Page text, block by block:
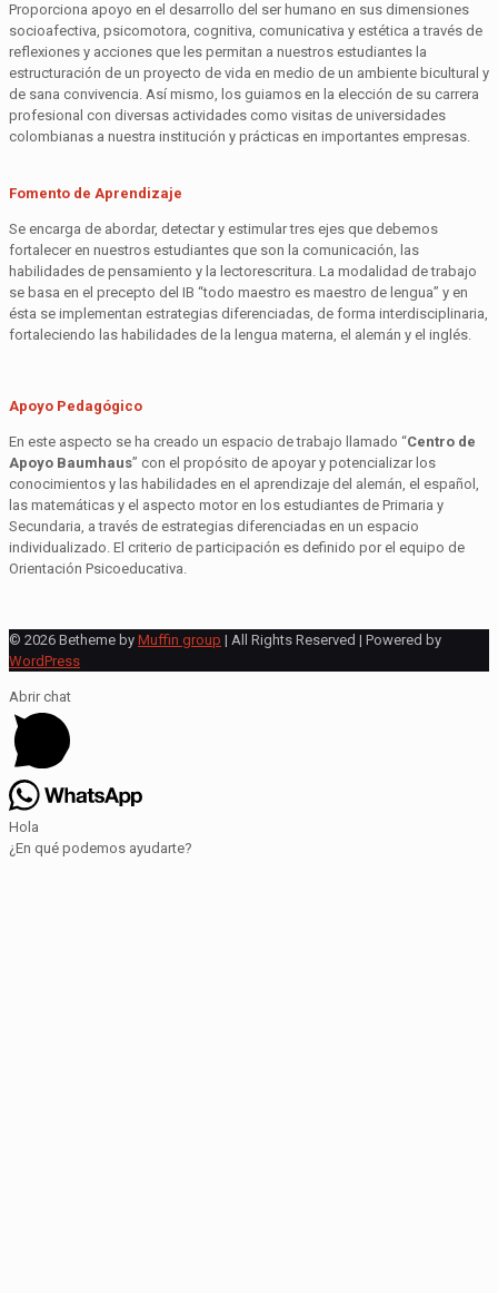
Proporciona apoyo en el desarrollo del ser humano en sus dimensiones
socioafectiva, psicomotora, cognitiva, comunicativa y estética a través de
reflexiones y acciones que les permitan a nuestros estudiantes la
estructuración de un proyecto de vida en medio de un ambiente bicultural y
de sana convivencia. Así mismo, los guiamos en la elección de su carrera
profesional con diversas actividades como visitas de universidades
colombianas a nuestra institución y prácticas en importantes empresas.
Fomento de Aprendizaje
Se encarga de abordar, detectar y estimular tres ejes que debemos
fortalecer en nuestros estudiantes que son la comunicación, las
habilidades de pensamiento y la lectorescritura. La modalidad de trabajo
se basa en el precepto del IB “todo maestro es maestro de lengua” y en
ésta se implementan estrategias diferenciadas, de forma interdisciplinaria,
fortaleciendo las habilidades de la lengua materna, el alemán y el inglés.
Apoyo Pedagógico
En este aspecto se ha creado un espacio de trabajo llamado “Centro de
Apoyo Baumhaus” con el propósito de apoyar y potencializar los
conocimientos y las habilidades en el aprendizaje del alemán, el español,
las matemáticas y el aspecto motor en los estudiantes de Primaria y
Secundaria, a través de estrategias diferenciadas en un espacio
individualizado. El criterio de participación es definido por el equipo de
Orientación Psicoeducativa.
© 2026 Betheme by Muffin group | All Rights Reserved | Powered by
WordPress
Abrir chat
Hola
¿En qué podemos ayudarte?